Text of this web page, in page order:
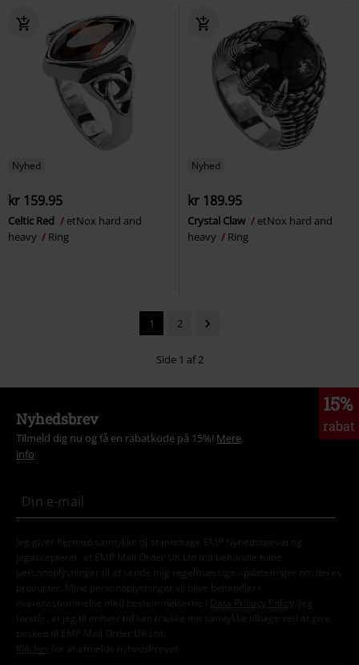
Nyhed
kr 159.95
Celtic Red
etNox hard and
heavy
Ring
Nyhed
kr 189.95
Crystal Claw
etNox hard and
heavy
Ring
1 2
Side 1 af 2
15%
rabat
Nyhedsbrev
Tilmeld dig nu og få en rabatkode på 15%! Mere
info
Jeg giver hermed samtykke til at modtage EMP Nyhedsbrevet og
jegaccepterer, at EMP Mail Order UK Ltd må behandle mine
personoplysninger til at sende mig regelmæssige opdateringer om deres
produkter. Mine personoplysninger vil blive behandlet i
overensstemmelse med bestemmelserne i
Data Privacy Policy
. Jeg
forstår, at jeg til enhver tid kan trække mit samtykke tilbage ved at give
besked til EMP Mail Order UK Ltd.
Klik her
for at afmelde nyhedsbrevet.